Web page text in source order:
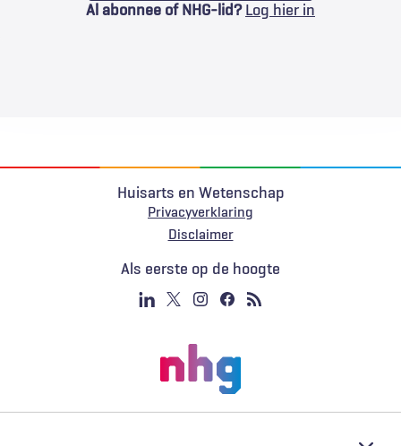
Al abonnee of NHG-lid? Log hier in
Huisarts en Wetenschap
Privacyverklaring
Voet
Disclaimer
Als eerste op de hoogte